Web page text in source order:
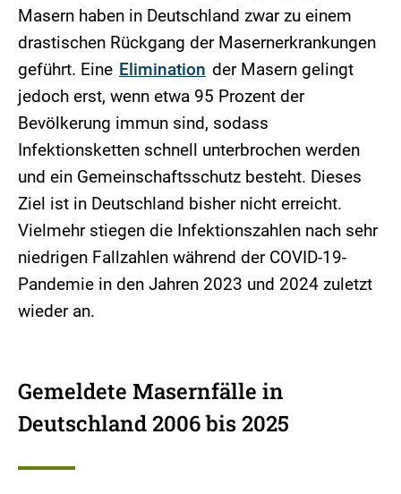
Masern haben in Deutschland zwar zu einem
drastischen Rückgang der Masernerkrankungen
geführt. Eine Elimination der Masern gelingt
jedoch erst, wenn etwa 95 Prozent der
Bevölkerung immun sind, sodass
Infektionsketten schnell unterbrochen werden
und ein Gemeinschaftsschutz besteht. Dieses
Ziel ist in Deutschland bisher nicht erreicht.
Vielmehr stiegen die Infektionszahlen nach sehr
niedrigen Fallzahlen während der COVID-19-
Pandemie in den Jahren 2023 und 2024 zuletzt
wieder an.
Gemeldete Masernfälle in
Deutschland 2006 bis 2025